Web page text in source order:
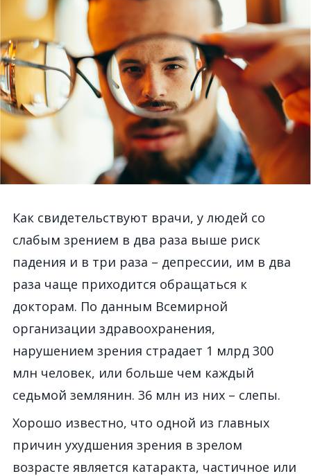
Как свидетельствуют врачи, у людей со
слабым зрением в два раза выше риск
падения и в три раза – депрессии, им в два
раза чаще приходится обращаться к
докторам. По данным Всемирной
организации здравоохранения,
нарушением зрения страдает 1 млрд 300
млн человек, или больше чем каждый
седьмой землянин. 36 млн из них – слепы.
Хорошо известно, что одной из главных
причин ухудшения зрения в зрелом
возрасте является катаракта, частичное или